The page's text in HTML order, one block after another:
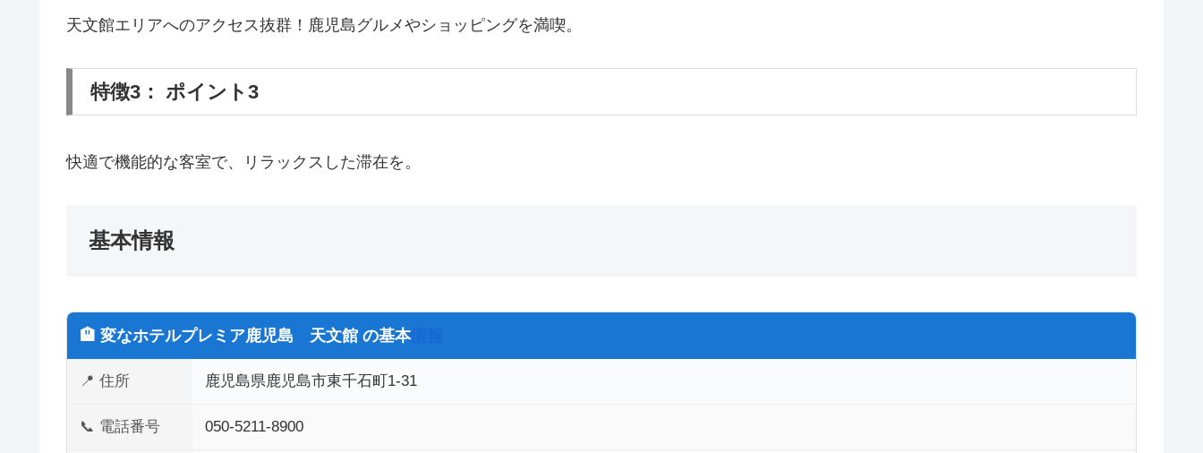
天文館エリアへのアクセス抜群！鹿児島グルメやショッピングを満喫。
特徴3： ポイント3
快適で機能的な客室で、リラックスした滞在を。
基本情報
🏨 変なホテルプレミア鹿児島 天文館 の基本情報
📍 住所 鹿児島県鹿児島市東千石町1-31
📞 電話番号 050-5211-8900